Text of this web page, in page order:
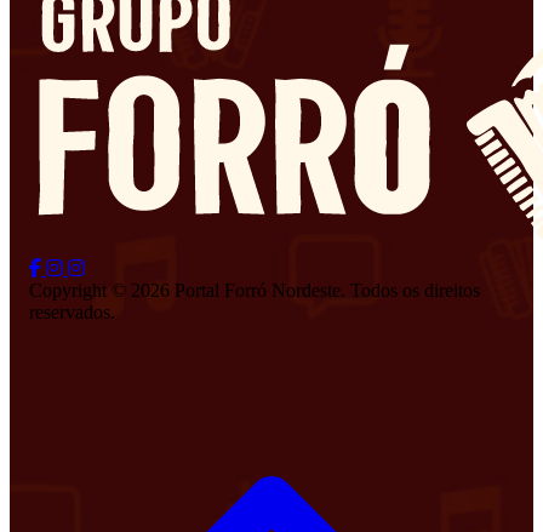
Copyright © 2026 Portal Forró Nordeste. Todos os direitos
reservados.